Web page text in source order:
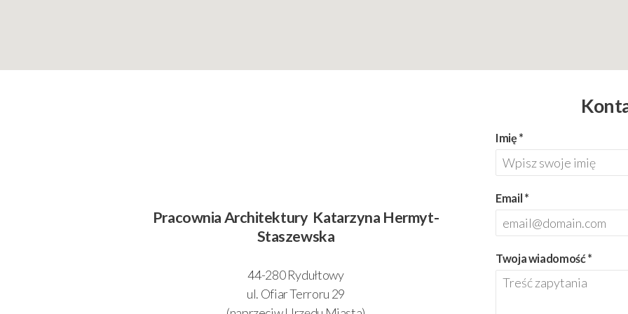
Pracownia Architektury Katarzyna Hermyt-
Staszewska
44-280 Rydułtowy
ul. Ofiar Terroru 29
Imię *
Email *
Twoja wiadomość*